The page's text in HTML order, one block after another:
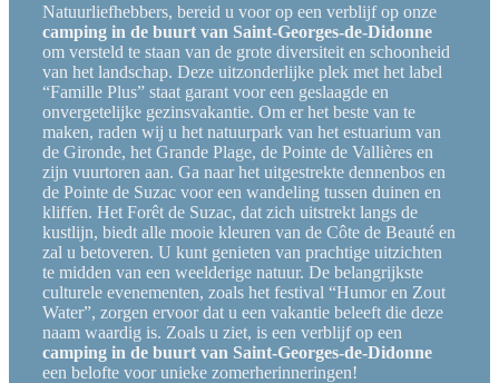
Natuurliefhebbers, bereid u voor op een verblijf op onze
camping in de buurt van Saint-Georges-de-Didonne
om versteld te staan van de grote diversiteit en schoonheid
van het landschap. Deze uitzonderlijke plek met het label
“Famille Plus” staat garant voor een geslaagde en
onvergetelijke gezinsvakantie. Om er het beste van te
maken, raden wij u het natuurpark van het estuarium van
de Gironde, het Grande Plage, de Pointe de Vallières en
zijn vuurtoren aan. Ga naar het uitgestrekte dennenbos en
de Pointe de Suzac voor een wandeling tussen duinen en
kliffen. Het Forêt de Suzac, dat zich uitstrekt langs de
kustlijn, biedt alle mooie kleuren van de Côte de Beauté en
zal u betoveren. U kunt genieten van prachtige uitzichten
te midden van een weelderige natuur. De belangrijkste
culturele evenementen, zoals het festival “Humor en Zout
Water”, zorgen ervoor dat u een vakantie beleeft die deze
naam waardig is. Zoals u ziet, is een verblijf op een
camping in de buurt van Saint-Georges-de-Didonne
een belofte voor unieke zomerherinneringen!